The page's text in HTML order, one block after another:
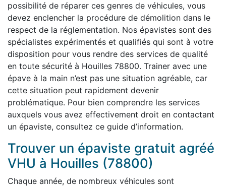
possibilité de réparer ces genres de véhicules, vous
devez enclencher la procédure de démolition dans le
respect de la réglementation. Nos épavistes sont des
spécialistes expérimentés et qualifiés qui sont à votre
disposition pour vous rendre des services de qualité
en toute sécurité à Houilles 78800. Trainer avec une
épave à la main n’est pas une situation agréable, car
cette situation peut rapidement devenir
problématique. Pour bien comprendre les services
auxquels vous avez effectivement droit en contactant
un épaviste, consultez ce guide d’information.
Trouver un épaviste gratuit agréé
VHU à Houilles (78800)
Chaque année, de nombreux véhicules sont